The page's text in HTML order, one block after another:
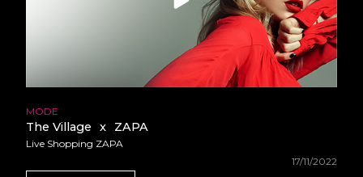
MODE
The Village x ZAPA
Live Shopping ZAPA
17/11/2022